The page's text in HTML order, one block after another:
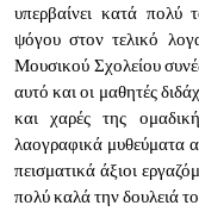
υπερβαίνει κατά πολύ
ψόγου στον τελικό
Μουσικού Σχολείου
αυτό και οι μαθητές
και χαρές της
λαογραφικά μυθεύματα
πεισματικά άξιοι
πολύ καλά την δουλειά